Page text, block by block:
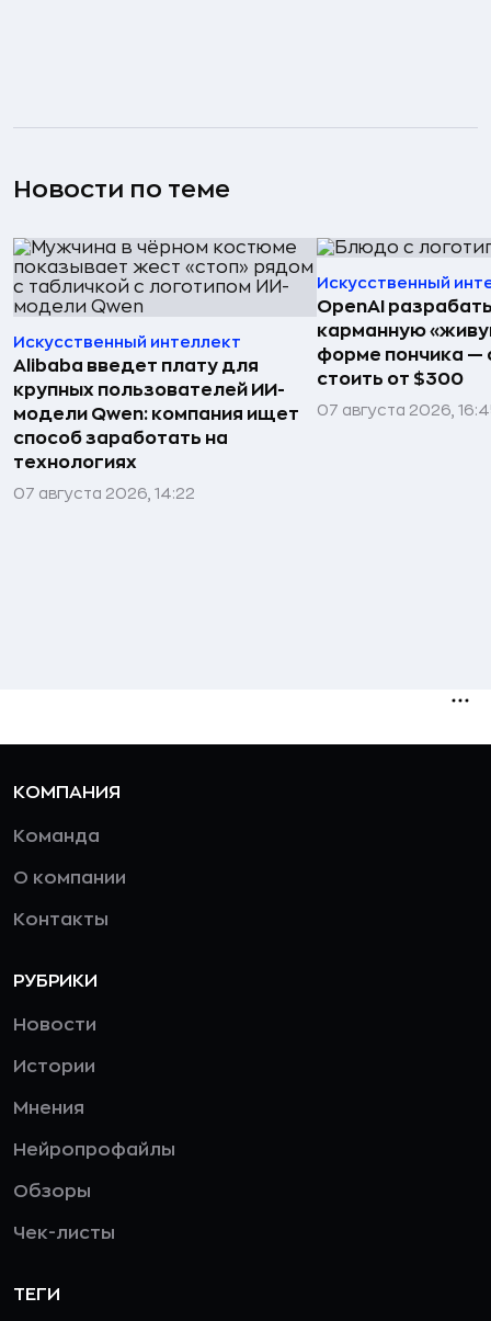
Новости по теме
Искусственный интеллект
Alibaba введет плату для
крупных пользователей ИИ-
модели Qwen: компания ищет
способ заработать на
технологиях
07 августа 2026, 14:22
Искусственный
OpenAI
карманную
форме пончика —
стоить от $300
07 августа 2026,
КОМПАНИЯ
Команда
О компании
Контакты
РУБРИКИ
Новости
Истории
Мнения
Нейропрофайлы
Обзоры
Чек-листы
ТЕГИ